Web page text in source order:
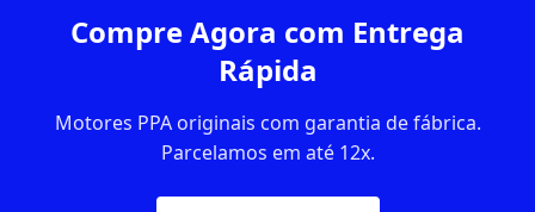
Compre Agora com Entrega
Rápida
Motores PPA originais com garantia de fábrica.
Parcelamos em até 12x.